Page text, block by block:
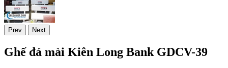
Prev Next
Ghế đá mài Kiên Long Bank GDCV-39